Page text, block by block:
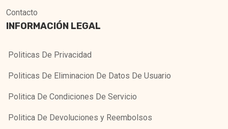
Contacto
INFORMACIÓN LEGAL
Politicas De Privacidad
Politicas De Eliminacion De Datos De Usuario
Politica De Condiciones De Servicio
Politica De Devoluciones y Reembolsos